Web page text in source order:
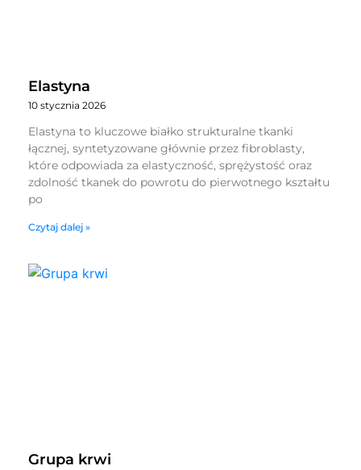
Elastyna
10 stycznia 2026
Elastyna to kluczowe białko strukturalne tkanki
łącznej, syntetyzowane głównie przez fibroblasty,
które odpowiada za elastyczność, sprężystość oraz
zdolność tkanek do powrotu do pierwotnego kształtu
po
Czytaj dalej »
Grupa krwi